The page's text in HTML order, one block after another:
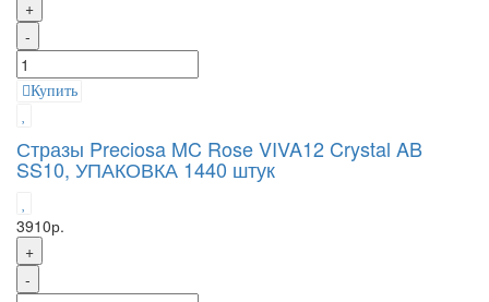
+
-
Купить
Стразы Preciosa MC Rose VIVA12 Crystal AB
SS10, УПАКОВКА 1440 штук
3910р.
+
-